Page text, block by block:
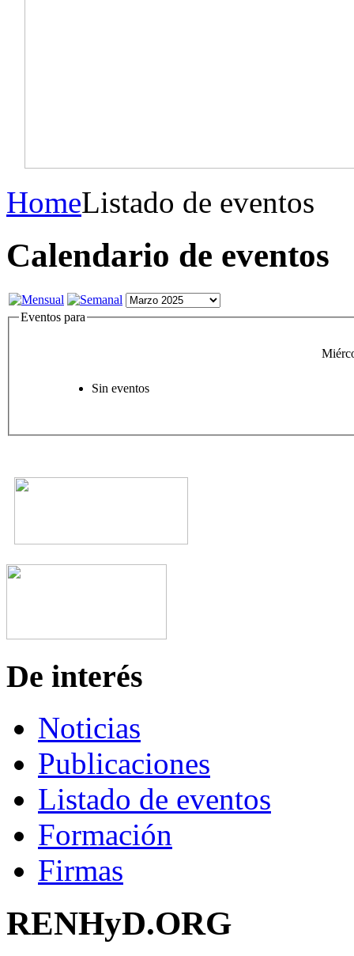
HomeListado de eventos
Calendario de eventos
Eventos para
Sin eventos
De interés
Noticias
Publicaciones
Listado de eventos
Formación
Firmas
RENHyD.ORG